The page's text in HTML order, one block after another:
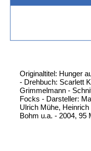
Originaltitel: Hunger
- Drehbuch: Scarlett
Grimmelmann -
Focks - Darsteller:
Ulrich Mühe,
Bohm u.a. - 2004, 95